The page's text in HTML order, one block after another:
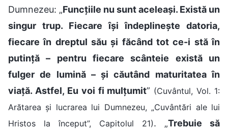
Dumnezeu: „Funcțiile nu sunt aceleași. Există un
singur trup. Fiecare își îndeplinește datoria,
fiecare în dreptul său și făcând tot ce-i stă în
putință – pentru fiecare scânteie există un
fulger de lumină – și căutând maturitatea în
viață. Astfel, Eu voi fi mulțumit” (Cuvântul, Vol. 1:
Arătarea și lucrarea lui Dumnezeu, „Cuvântări ale lui
Hristos la început”, Capitolul 21). „Trebuie să